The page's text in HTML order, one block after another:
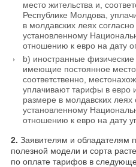
место жительства и,
Республике Молдова,
в молдавских леях
установленному
отношению к евро на дату
b) иностранные
имеющие постоянное место
соответственно,
уплачивают тарифы в евро
размере в молдавских
установленному
отношению к евро на дату
2. Заявителям и обладателям
полезной модели и сорта
по оплате тарифов в